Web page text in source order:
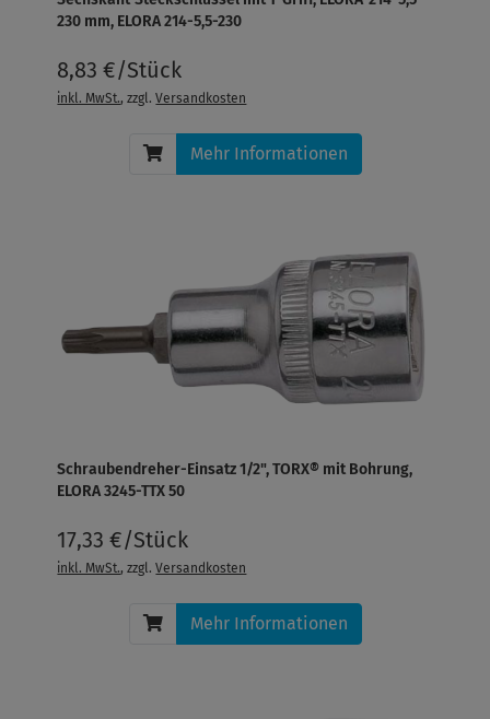
230 mm, ELORA 214-5,5-230
8,83 €/Stück
inkl. MwSt., zzgl.Versandkosten
Mehr Informationen
Schraubendreher-Einsatz 1/2", TORX® mit Bohrung,
ELORA 3245-TTX 50
17,33 €/Stück
inkl. MwSt., zzgl.Versandkosten
Mehr Informationen